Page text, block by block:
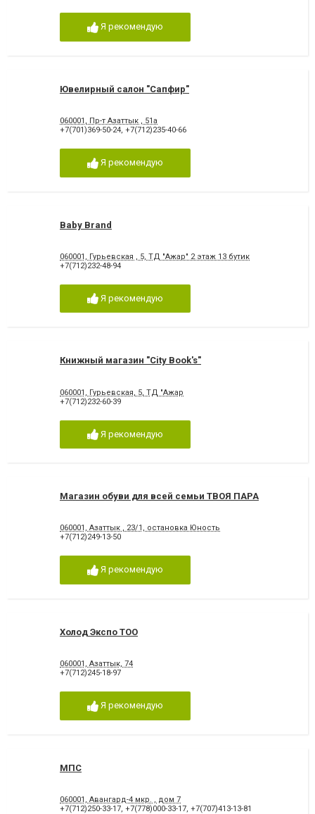
Я рекомендую
Ювелирный салон "Сапфир"
060001, Пр-т Азаттык , 51а
+7(701)369-50-24, +7(712)235-40-66
Я рекомендую
Baby Brand
060001, Гурьевская , 5, ТД "Ажар" 2 этаж 13 бутик
+7(712)232-48-94
Я рекомендую
Книжный магазин "City Book's"
060001, Гурьевская, 5, ТД "Ажар
+7(712)232-60-39
Я рекомендую
Магазин обуви для всей семьи ТВОЯ ПАРА
060001, Азаттык , 23/1, остановка Юность
+7(712)249-13-50
Я рекомендую
Холод Экспо ТОО
060001, Азаттык, 74
+7(712)245-18-97
Я рекомендую
МПС
060001, Авангард-4 мкр. , дом 7
+7(712)250-33-17, +7(778)000-33-17, +7(707)413-13-81